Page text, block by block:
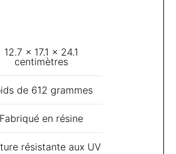
12.7 x 17.1 x 24.1
centimètres
de 612 grammes
Fabriqué en résine
résistante aux UV